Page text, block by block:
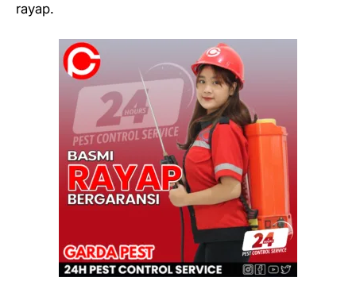
rayap.